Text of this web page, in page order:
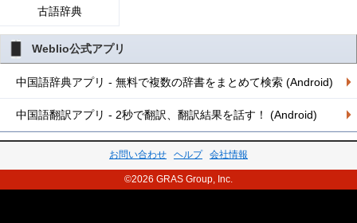
古語辞典
Weblio公式アプリ
中国語辞典アプリ - 無料で複数の辞書をまとめて検索 (Android)
中国語翻訳アプリ - 2秒で翻訳、翻訳結果を話す！ (Android)
お問い合わせ ヘルプ 会社情報
©2026 GRAS Group, Inc.